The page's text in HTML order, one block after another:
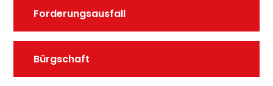
Forderungsausfall
Bürgschaft